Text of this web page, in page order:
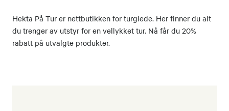
Hekta På Tur er nettbutikken for turglede. Her finner du alt
du trenger av utstyr for en vellykket tur. Nå får du 20%
rabatt på utvalgte produkter.